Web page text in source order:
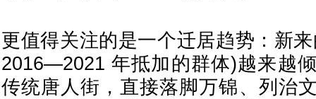
更值得关注的是一个迁居趋势：新
2016—2021 年抵加的群体)越来越
传统唐人街，直接落脚万锦、列治